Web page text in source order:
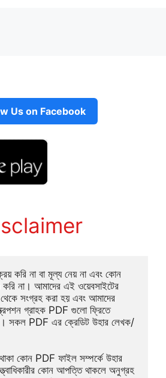
Us on Facebook
করি না বা মূল্য নেয় না এবং কোন
করি না। আমাদের এই ওয়েবসাইটের
সংগ্রহ করা হয় এবং আমাদের
গ্রাহক PDF গুলো ফ্রিতে
সকল PDF এর ক্রেডিট উহার লেখক/
কোন আপত্তি থাকলে অনুগ্রহ